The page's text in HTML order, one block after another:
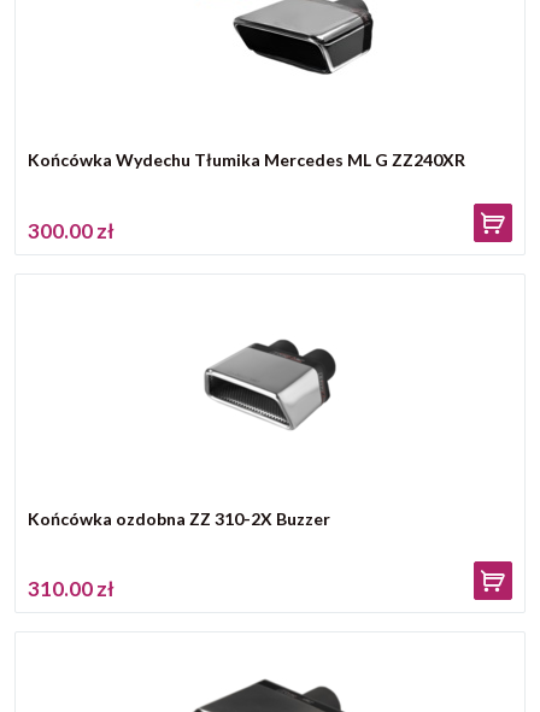
Końcówka Wydechu Tłumika Mercedes ML G ZZ240XR
300.00 zł
Końcówka ozdobna ZZ 310-2X Buzzer
310.00 zł